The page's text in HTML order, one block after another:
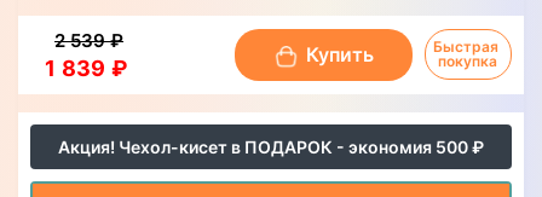
Акция! Чехол-кисет в ПОДАРОК - экономия 500 ₽
1 839 ₽
2 539 ₽
Купить
Быстрая
покупка